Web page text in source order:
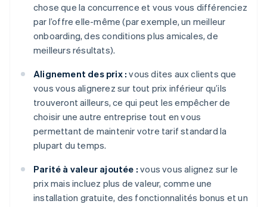
chose que la concurrence et vous vous différenciez
par l’offre elle-même (par exemple, un meilleur
onboarding, des conditions plus amicales, de
meilleurs résultats).
Alignement des prix : vous dites aux clients que
vous vous alignerez sur tout prix inférieur qu’ils
trouveront ailleurs, ce qui peut les empêcher de
choisir une autre entreprise tout en vous
permettant de maintenir votre tarif standard la
plupart du temps.
Parité à valeur ajoutée : vous vous alignez sur le
prix mais incluez plus de valeur, comme une
installation gratuite, des fonctionnalités bonus et un